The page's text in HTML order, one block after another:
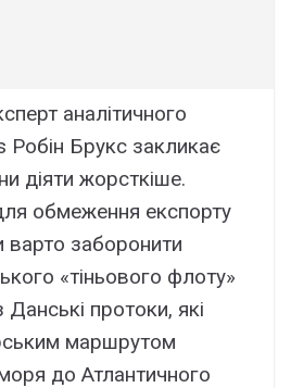
аналітичного
Робін Брукс закликає
діяти жорсткіше.
обмеження експорту
варто заборонити
«тіньового флоту»
протоки, які
маршрутом
до Атлантичного